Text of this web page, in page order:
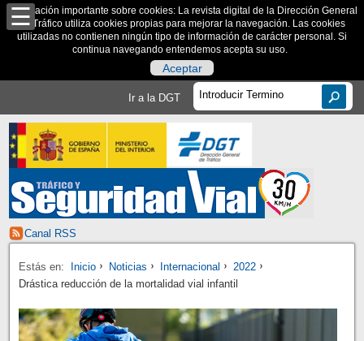
Información importante sobre cookies: La revista digital de la Dirección General
de Tráfico utiliza cookies propias para mejorar la navegación. Las cookies
utilizadas no contienen ningún tipo de información de carácter personal. Si
continua navegando entendemos acepta su uso.
Aceptar
Ir a la DGT
Canal RSS
Estás en: Inicio Noticias Internacional
2022
Drástica reducción de la mortalidad vial infantil